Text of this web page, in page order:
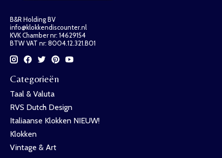
B&R Holding BV
info@klokkendiscounter.nl
KVK Chamber nr: 14629154
BTW VAT nr: 8004.12.321.B01
Categorieën
Taal & Valuta
RVS Dutch Design
Italiaanse Klokken NIEUW!
Klokken
Vintage & Art